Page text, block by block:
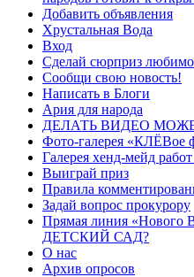
Добавить объявления
Хрустальная Вода
Вход
Сделай сюрприз
Сообщи свою новость!
Написать в Блоги
Ария для народа
ДЕЛАТЬ ВИДЕО
Фото-галерея «КЛЁВое
Галерея хенд-мейд
Выиграй приз
Правила
Задай вопрос прокурору
Прямая линия
ДЕТСКИЙ САД?
О нас
Архив опросов